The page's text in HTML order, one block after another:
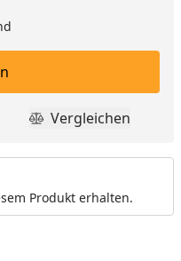
legen
Produkt
Vergleichen
Produkt erhalten.